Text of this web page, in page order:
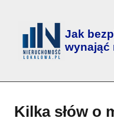
Jak
wynająć
Kilka słów o